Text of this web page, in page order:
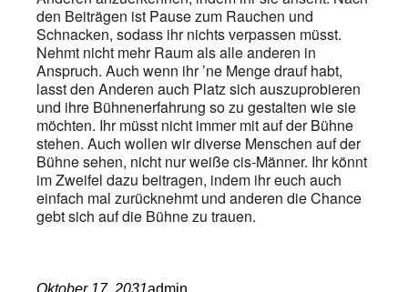
den Beiträgen ist Pause zum Rauchen und
Schnacken, sodass ihr nichts verpassen müsst.
Nehmt nicht mehr Raum als alle anderen in
Anspruch. Auch wenn ihr ’ne Menge drauf habt,
lasst den Anderen auch Platz sich auszuprobieren
und ihre Bühnenerfahrung so zu gestalten wie sie
möchten. Ihr müsst nicht immer mit auf der Bühne
stehen. Auch wollen wir diverse Menschen auf der
Bühne sehen, nicht nur weiße cis-Männer. Ihr könnt
im Zweifel dazu beitragen, indem ihr euch auch
einfach mal zurücknehmt und anderen die Chance
gebt sich auf die Bühne zu trauen.
Oktober 17, 2031admin